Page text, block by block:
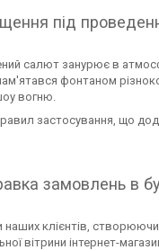
під
салют занурює в
фонтаном
вогню.
застосування, що
замовлень в
клієнтів,
вітрини інтернет-